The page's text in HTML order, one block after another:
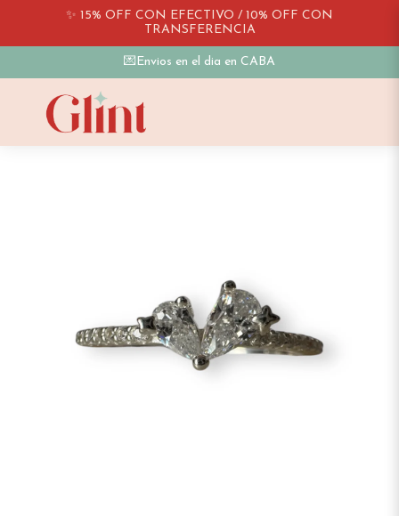
✨ 15% OFF CON EFECTIVO / 10% OFF CON
TRANSFERENCIA
💌Envios en el dia en CABA